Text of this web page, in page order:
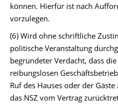
können. Hierfür ist nach
vorzulegen.
(6) Wird ohne schriftliche
politische Veranstaltung
begründeter Verdacht, dass
reibungslosen
Ruf des Hauses oder der
das NSZ vom Vertrag